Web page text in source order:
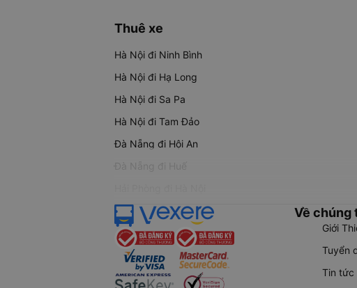
Thuê xe
Hà Nội đi Ninh Bình
Hà Nội đi Hạ Long
Hà Nội đi Sa Pa
Hà Nội đi Tam Đảo
Đà Nẵng đi Hội An
Đà Nẵng đi Huế
Về chúng
Giới
Tuyển
Tin tức